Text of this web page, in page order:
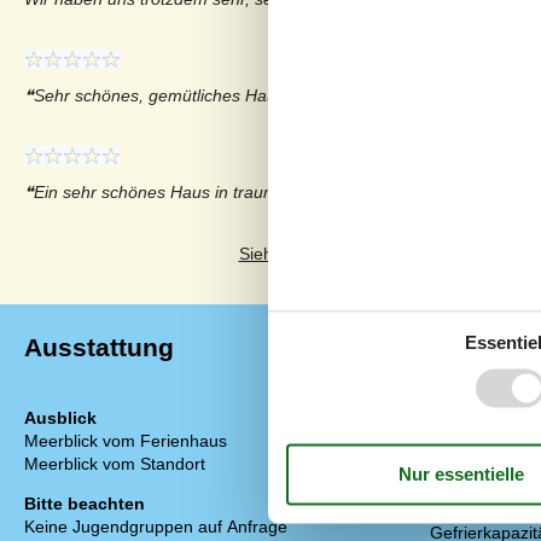
Sehr schönes, gemütliches Haus.
Ein sehr schönes Haus in traumhafter Lage.
Siehe stattdessen 8 externe
Ausstattung
Ausblick
Meerblick vom Ferienhaus
Meerblick vom Standort
Bitte beachten
Keine Jugendgruppen auf Anfrage
Anzahl
Baujahr
Bebaute Fläche
Ferienhaus